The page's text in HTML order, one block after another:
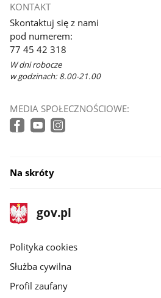
KONTAKT
Skontaktuj się z nami
pod numerem:
77 45 42 318
W dni robocze
w godzinach: 8.00-21.00
MEDIA SPOŁECZNOŚCIOWE:
Na skróty
stopka
gov.pl
Strona
gov.pl
gov.pl
Polityka cookies
Służba cywilna
Profil zaufany